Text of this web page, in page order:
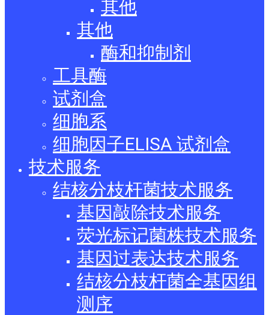
其他
其他
酶和抑制剂
工具酶
试剂盒
细胞系
细胞因子ELISA 试剂盒
技术服务
结核分枝杆菌技术服务
基因敲除技术服务
荧光标记菌株技术服务
基因过表达技术服务
结核分枝杆菌全基因组
测序